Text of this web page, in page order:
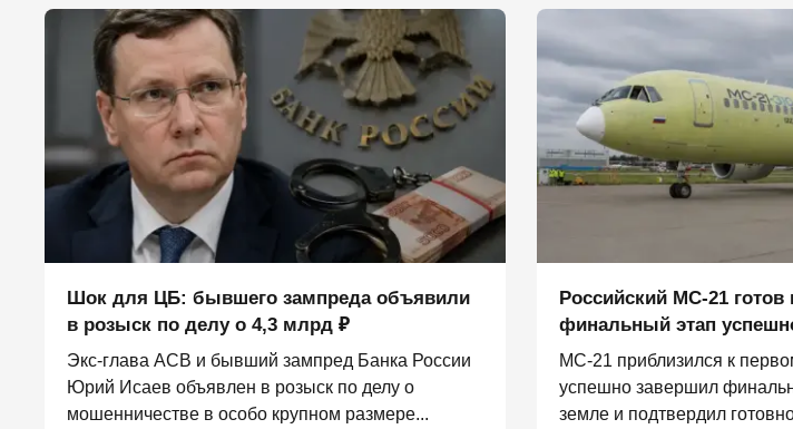
Шок для ЦБ: бывшего зампреда объявили
в розыск по делу о 4,3 млрд ₽
Экс-глава АСВ и бывший зампред Банка России
Юрий Исаев объявлен в розыск по делу о
мошенничестве в особо крупном размере...
Российский МС-21
финальный этап
МС-21 приблизился к
успешно завершил
земле и подтвердил